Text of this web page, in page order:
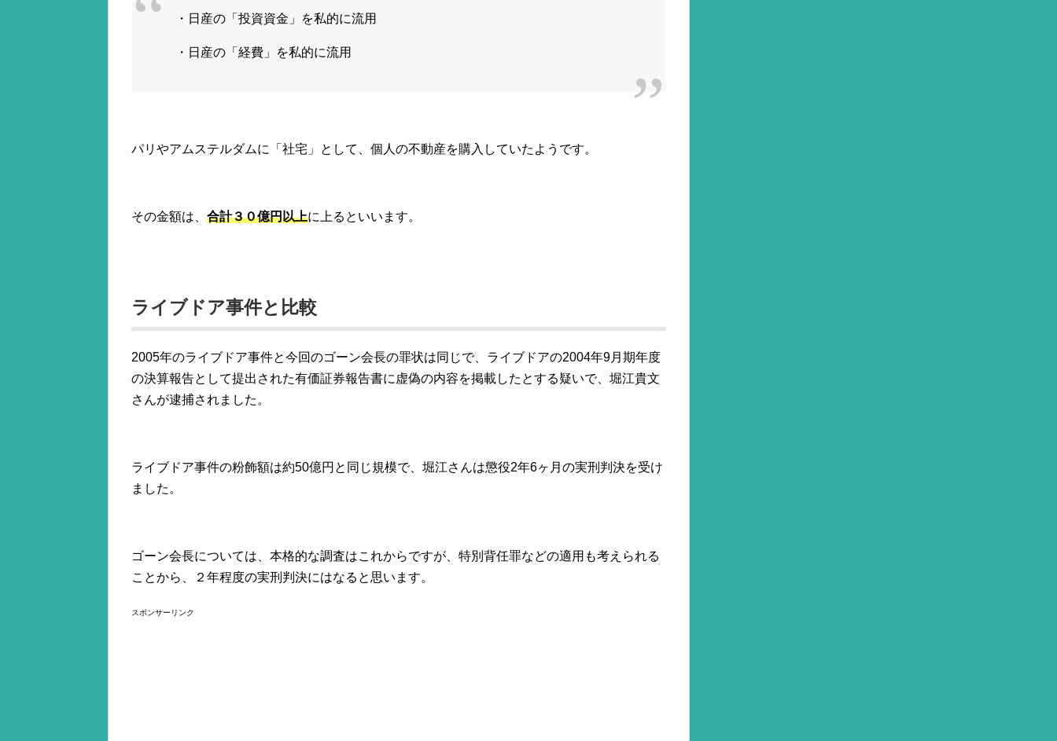
・日産の「投資資金」を私的に流用
・日産の「経費」を私的に流用
パリやアムステルダムに「社宅」として、個人の不動産を購入していたようです。
その金額は、 合計３０億円以上に上るといいます。
ライブドア事件と比較
2005年のライブドア事件と今回のゴーン会長の罪状は同じで、ライブドアの2004年9月期年度
の決算報告として提出された有価証券報告書に虚偽の内容を掲載したとする疑いで、堀江貴文
さんが逮捕されました。
ライブドア事件の粉飾額は約50億円と同じ規模で、堀江さんは懲役2年6ヶ月の実刑判決を受け
ました。
ゴーン会長については、本格的な調査はこれからですが、特別背任罪などの適用も考えられる
ことから、２年程度の実刑判決にはなると思います。
スポンサーリンク